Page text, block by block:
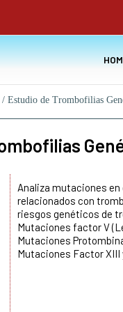
/ Estudio de Trombofilias
Analiza mutaciones
relacionados con
riesgos genéticos de
Mutaciones factor V
Mutaciones
Mutaciones Factor XIII